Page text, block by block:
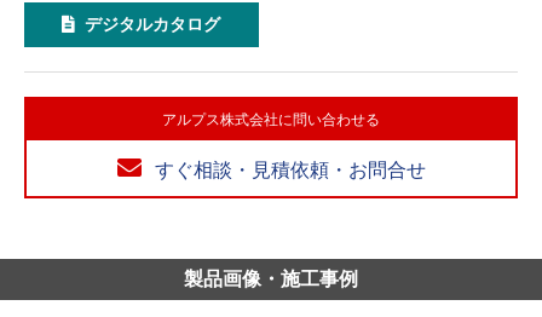
デジタルカタログ
アルプス株式会社に問い合わせる
すぐ相談・見積依頼・お問合せ
製品画像・施工事例